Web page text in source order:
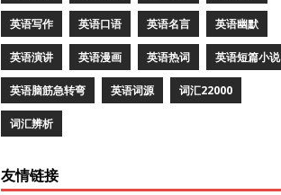
英语写作 英语口语 英语名言 英语幽默
英语演讲 英语漫画 英语热词 英语短篇小说
英语脑筋急转弯 英语词源 词汇22000
词汇辨析
友情链接